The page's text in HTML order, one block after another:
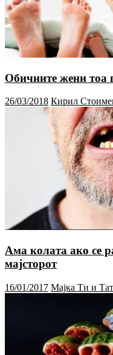
Обичните жени тоа
26/03/2018 Кирил
Ама колата ако се
мајсторот
16/01/2017 Мајка Ти и